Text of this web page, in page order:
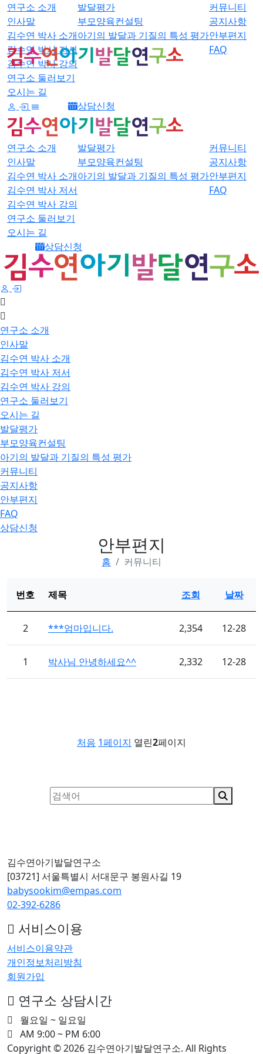
연구소 소개
인사말
김수연 박사 소개
김수연 박사 저서
김수연 박사 강의
연구소 둘러보기
오시는 길
발달평가
부모양육컨설팅
아기의 발달과 기질의 특성 평가
커뮤니티
공지사항
안부편지
FAQ
상담신청
연구소 소개
인사말
김수연 박사 소개
김수연 박사 저서
김수연 박사 강의
연구소 둘러보기
오시는 길
발달평가
부모양육컨설팅
아기의 발달과 기질의 특성 평가
커뮤니티
공지사항
안부편지
FAQ
상담신청
연구소 소개
인사말
김수연 박사 소개
김수연 박사 저서
김수연 박사 강의
연구소 둘러보기
오시는 길
발달평가
부모양육컨설팅
아기의 발달과 기질의 특성 평가
커뮤니티
공지사항
안부편지
FAQ
상담신청
안부편지
홈 커뮤니티
번호 제목 조회 날짜
2 ***엄마입니다. 2,354 12-28
1 박사님 안녕하세요^^ 2,332 12-28
처음 1페이지 열린2페이지
김수연아기발달연구소
[03721] 서울특별시 서대문구 봉원사길 19
babysookim@empas.com
02-392-6286
서비스이용
서비스이용약관
개인정보처리방침
회원가입
연구소 상담시간
월요일 ~ 일요일
AM 9:00 ~ PM 6:00
Copyright © 2026 김수연아기발달연구소. All Rights